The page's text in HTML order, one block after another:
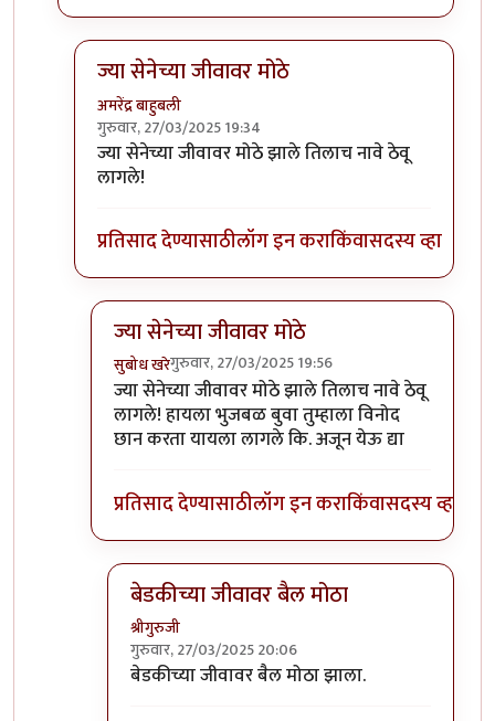
ज्या सेनेच्या जीवावर मोठे
अमरेंद्र बाहुबली
गुरुवार, 27/03/2025 19:34
In reply toहे मात्रbyमाईसाहेब कुरसूंदीकर
ज्या सेनेच्या जीवावर मोठे झाले तिलाच नावे ठेवू
लागले!
प्रतिसाद देण्यासाठीलॉग इन कराकिंवासदस्य व्हा
ज्या सेनेच्या जीवावर मोठे
सुबोध खरेगुरुवार, 27/03/2025 19:56
In reply toज्या सेनेच्या जीवावर मोठेbyअमरेंद्र बाहुबली
ज्या सेनेच्या जीवावर मोठे झाले तिलाच नावे ठेवू
लागले! हायला भुजबळ बुवा तुम्हाला विनोद
छान करता यायला लागले कि. अजून येऊ द्या
प्रतिसाद देण्यासाठीलॉग इन कराकिंवासदस्य व्हा
बेडकीच्या जीवावर बैल मोठा
श्रीगुरुजी
गुरुवार, 27/03/2025 20:06
In reply toज्या सेनेच्या जीवावर मोठे
बेडकीच्या जीवावर बैल मोठा झाला.